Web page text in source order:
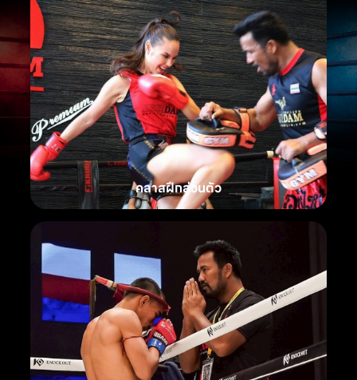
คลาสฝึกส่วนตัว